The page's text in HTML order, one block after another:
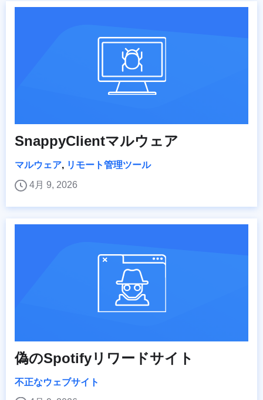
SnappyClientマルウェア
マルウェア, リモート管理ツール
4月 9, 2026
偽のSpotifyリワードサイト
不正なウェブサイト